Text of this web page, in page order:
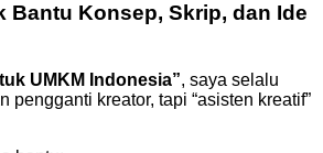
Bantu Konsep, Skrip, dan Ide
UMKM Indonesia”, saya selalu
pengganti kreator, tapi “asisten kreatif”